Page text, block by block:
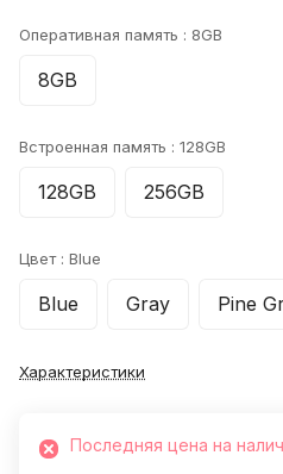
Оперативная память : 8GB
8GB
Встроенная память : 128GB
128GB 256GB
Цвет : Blue
Blue Gray Pine
Характеристики
Последняя цена на